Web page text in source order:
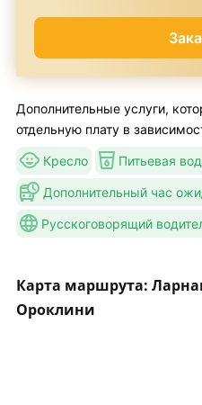
Дополнительные услуги,
отдельную плату в
Кресло Питьевая
Дополнительный час
Русскоговорящий
Карта маршрута:
Ороклини